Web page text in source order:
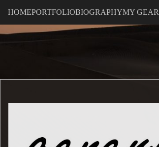
HOMEPORTFOLIOBIOGRAPHYMY GEAR